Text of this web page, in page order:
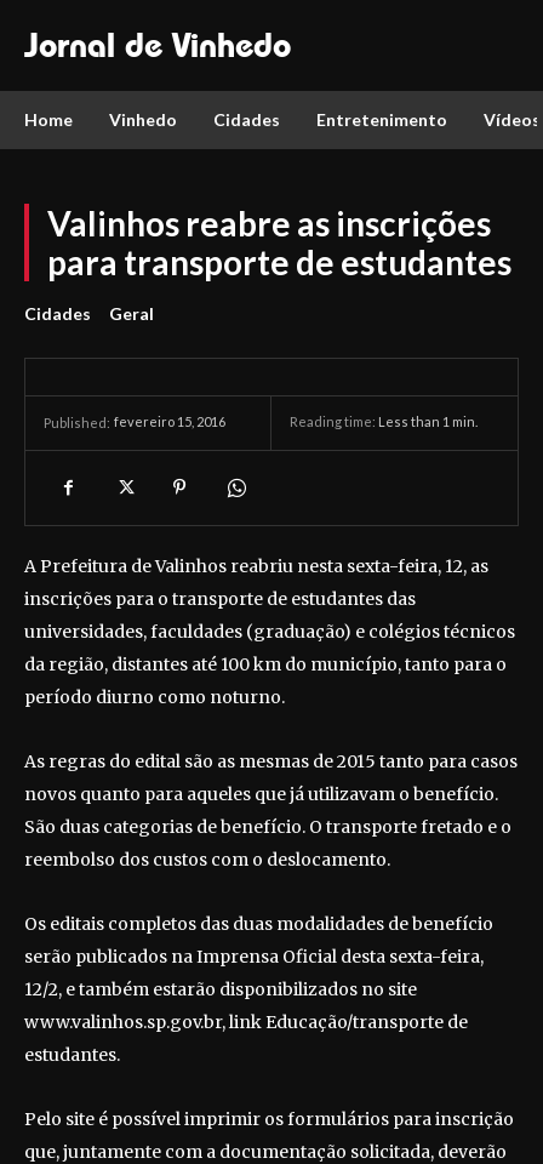
Jornal de Vinhedo
Home Vinhedo Cidades Entretenimento Vídeos
Valinhos reabre as inscrições
para transporte de estudantes
Cidades Geral
Published: fevereiro 15, 2016 Reading time: Less than 1 min.
A Prefeitura de Valinhos reabriu nesta sexta-feira, 12, as
inscrições para o transporte de estudantes das
universidades, faculdades (graduação) e colégios técnicos
da região, distantes até 100 km do município, tanto para o
período diurno como noturno.
As regras do edital são as mesmas de 2015 tanto para casos
novos quanto para aqueles que já utilizavam o benefício.
São duas categorias de benefício. O transporte fretado e o
reembolso dos custos com o deslocamento.
Os editais completos das duas modalidades de benefício
serão publicados na Imprensa Oficial desta sexta-feira,
12/2, e também estarão disponibilizados no site
www.valinhos.sp.gov.br, link Educação/transporte de
estudantes.
Pelo site é possível imprimir os formulários para inscrição
que, juntamente com a documentação solicitada, deverão